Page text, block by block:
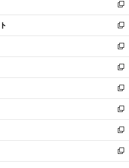
く
で
開
く
ィ
ン
ド
ウ
で
開
く
い
ウ
ィ
ン
ド
ウ
で
開
く
新
し
い
ウ
ィ
ン
ド
ウ
で
開
く
新
し
い
ウ
ィ
ン
ド
ウ
で
開
く
新
し
い
ウ
ィ
ン
ド
ウ
で
開
く
新
し
い
ウ
ィ
ン
ド
ウ
で
開
新
し
い
ウ
ィ
ン
ド
ウ
新
し
い
ウ
ィ
ン
新
し
い
ウ
新
し